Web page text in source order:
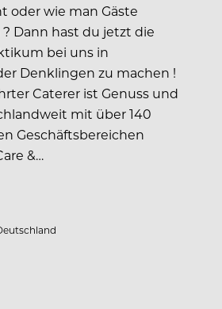
oder wie man Gäste
Dann hast du jetzt die
bei uns in
Denklingen zu machen !
Caterer ist Genuss und
mit über 140
Geschäftsbereichen
&…